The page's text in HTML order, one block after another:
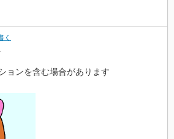
く
ョンを含む場合があります